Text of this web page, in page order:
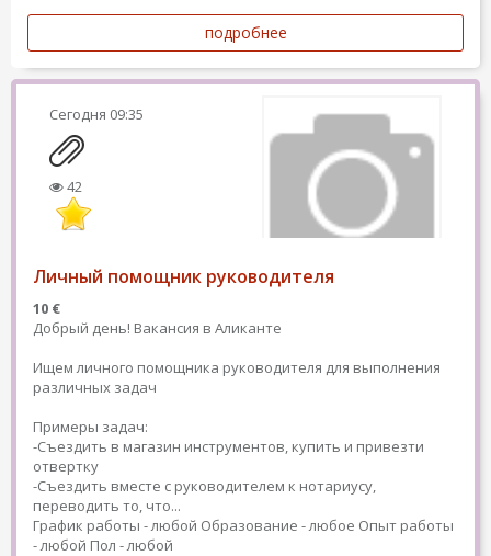
подробнее
Сегодня 09:35
42
Личный помощник руководителя
10 €
Добрый день! Вакансия в Аликанте
Ищем личного помощника руководителя для выполнения
различных задач
Примеры задач:
-Съездить в магазин инструментов, купить и привезти
отвертку
-Съездить вместе с руководителем к нотариусу,
переводить то, что...
График работы - любой Образование - любое Опыт работы
- любой Пол - любой